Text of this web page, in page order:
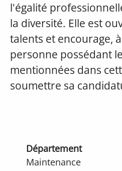
l'égalité
la diversité. Elle est
talents et encourage,
personne possédant
mentionnées dans
soumettre sa
Département
Maintenance